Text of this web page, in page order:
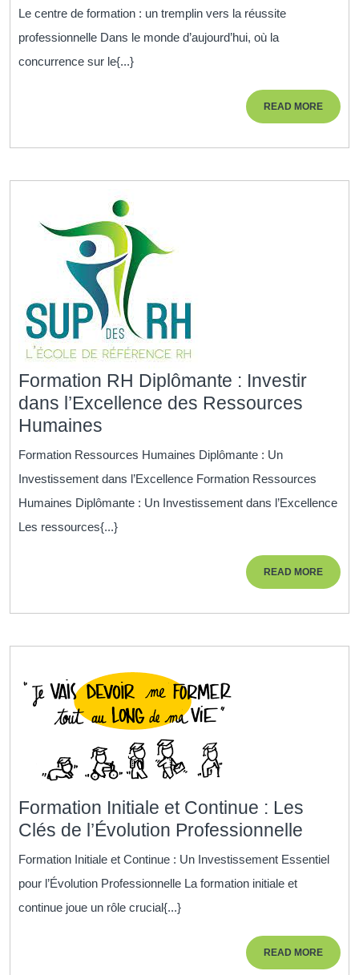
Le
Le centre de formation : un tremplin vers la réussite
professionnelle Dans le monde d’aujourd’hui, où la
concurrence sur le{...}
READ MOREREAD
MORE
Formation RH Diplômante : Investir
dans l’Excellence des Ressources
Humaines
Diplômante
Investir
dans
Formation Ressources Humaines Diplômante : Un
Investissement dans l’Excellence Formation Ressources
Humaines Diplômante : Un Investissement dans l’Excellence
Les ressources{...}
READ MOREREAD
MORE
Formation Initiale et Continue : Les
Clés de l’Évolution Professionnelle
Initiale
Les
Clés
Formation Initiale et Continue : Un Investissement Essentiel
pour l’Évolution Professionnelle La formation initiale et
continue joue un rôle crucial{...}
READ MOREREAD
MORE